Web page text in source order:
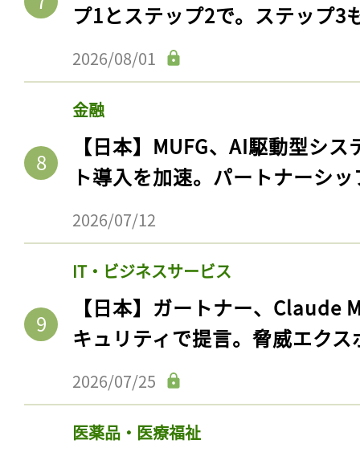
プ1とステップ2で。ステップ3
2026/08/01
金融
【日本】MUFG、AI駆動型シ
ト導入を加速。パートナーシ
2026/07/12
IT・ビジネスサービス
【日本】ガートナー、Claude
キュリティで提言。脅威エク
2026/07/25
医薬品・医療福祉